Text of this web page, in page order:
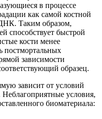
в процессе
как самой костной
Таким образом,
способствует быстрой
кости менее
постмортальных
зависимости
образец.
зависит от условий
Неблагоприятные условия,
биоматериала: